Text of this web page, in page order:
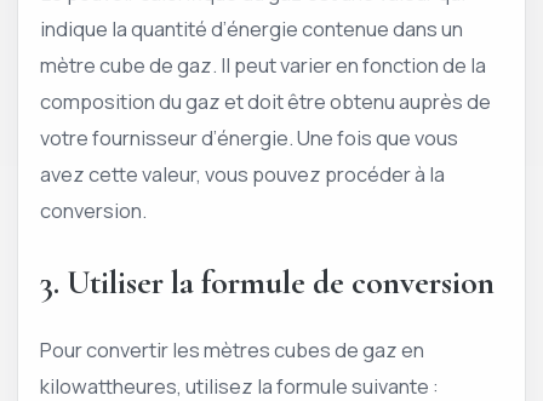
indique la quantité d’énergie contenue dans un
mètre cube de gaz. Il peut varier en fonction de la
composition du gaz et doit être obtenu auprès de
votre fournisseur d’énergie. Une fois que vous
avez cette valeur, vous pouvez procéder à la
conversion.
3. Utiliser la formule de conversion
Pour convertir les mètres cubes de gaz en
kilowattheures, utilisez la formule suivante :